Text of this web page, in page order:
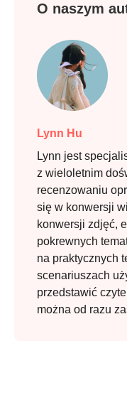
O naszym
Lynn Hu
Lynn jest
z wieloletnim
recenzowaniu
się w konwersji
konwersji zdjęć,
pokrewnych
na praktycznych
scenariuszach
przedstawić
można od razu